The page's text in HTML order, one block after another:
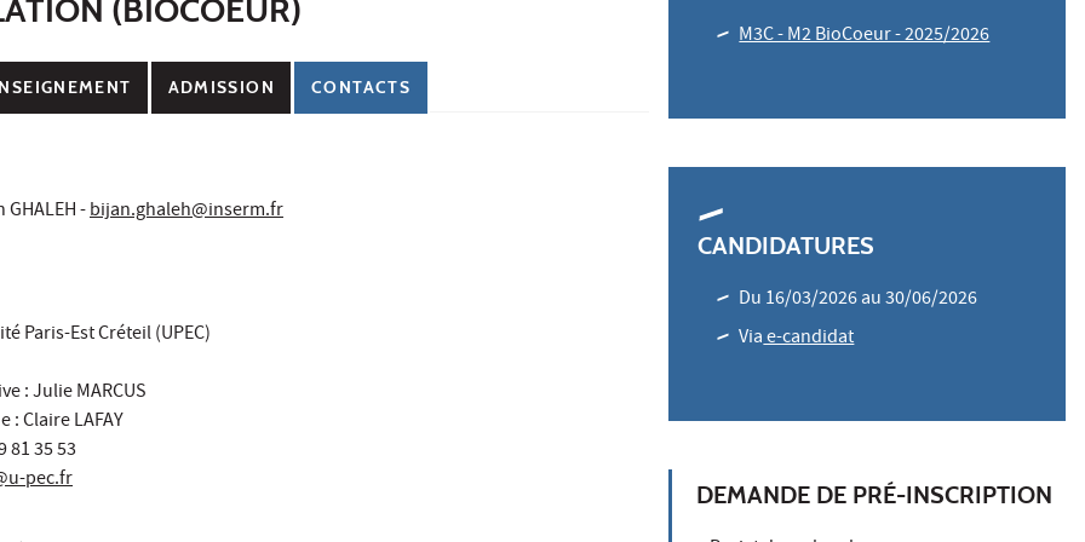
(BIOCOEUR)
ADMISSION CONTACTS
-bijan.ghaleh@inserm.fr
Paris-Est Créteil (UPEC)
: Julie MARCUS
Claire LAFAY
81 35 53
pec.fr
M3C - M2 BioCoeur - 2025/2026
CANDIDATURES
Du 16/03/2026 au 30/06/2026
Viae-candidat
DEMANDE DE PRÉ-INSCRIPTION